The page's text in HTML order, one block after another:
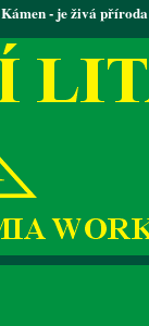
Kámen - je živá příroda